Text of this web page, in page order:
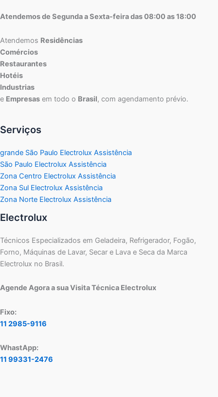
Atendemos de Segunda a Sexta-feira das 08:00 as 18:00
Atendemos Residências
Comércios
Restaurantes
Hotéis
Industrias
e Empresas em todo o Brasil, com agendamento prévio.
Serviços
grande São Paulo Electrolux Assistência
São Paulo Electrolux Assistência
Zona Centro Electrolux Assistência
Zona Sul Electrolux Assistência
Zona Norte Electrolux Assistência
Electrolux
Técnicos Especializados em Geladeira, Refrigerador, Fogão,
Forno, Máquinas de Lavar, Secar e Lava e Seca da Marca
Electrolux no Brasil.
Agende Agora a sua Visita Técnica Electrolux
Fixo:
11 2985-9116
WhastApp:
11 99331-2476